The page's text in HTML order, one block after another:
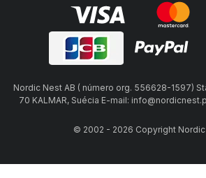
Nordic Nest AB ( número org. 556628-1597)
70 KALMAR, Suécia E-mail:
© 2002 - 2026 Copyright Nordic